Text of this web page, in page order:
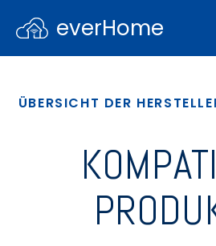
everHome
ÜBERSICHT DER